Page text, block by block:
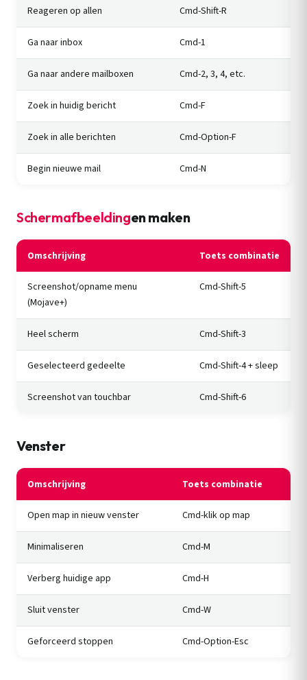
Reageren op allen Cmd-Shift-R
Ga naar inbox Cmd-1
Ga naar andere mailboxen Cmd-2, 3, 4, etc.
Zoek in huidig bericht Cmd-F
Zoek in alle berichten Cmd-Option-F
Begin nieuwe mail Cmd-N
Schermafbeeldingen maken
Omschrijving Toets combinatie
Screenshot/opname menu
(Mojave+)
Cmd-Shift-5
Heel scherm Cmd-Shift-3
Geselecteerd gedeelte Cmd-Shift-4 + sleep
Screenshot van touchbar Cmd-Shift-6
Venster
Omschrijving Toets combinatie
Open map in nieuw venster Cmd-klik op map
Minimaliseren Cmd-M
Verberg huidige app Cmd-H
Sluit venster Cmd-W
Geforceerd stoppen Cmd-Option-Esc